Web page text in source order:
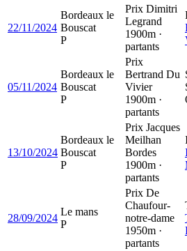
22/11/2024
Bordeaux le
Bouscat
P
Prix Dimitri
Legrand
1900m ·
partants
05/11/2024
Bordeaux le
Bouscat
P
Prix
Bertrand Du
Vivier
1900m ·
partants
13/10/2024
Bordeaux le
Bouscat
P
Prix Jacques
Meilhan
Bordes
1900m ·
partants
28/09/2024
Le mans
P
Prix De
Chaufour-
notre-dame
1950m ·
partants